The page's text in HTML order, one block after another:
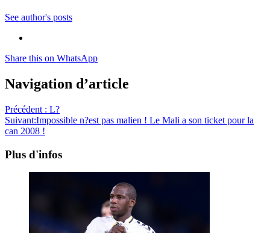
See author's posts
Share this on WhatsApp
Navigation d’article
Précédent : L?
Suivant:Impossible n?est pas malien ! Le Mali a son ticket pour la
can 2008 !
Plus d'infos